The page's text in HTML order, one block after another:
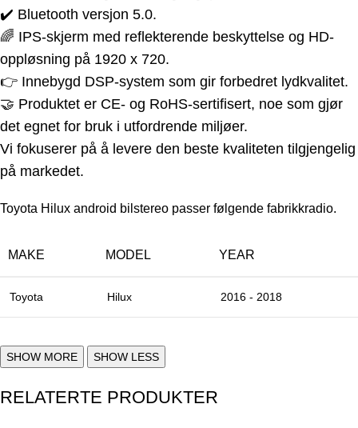
✔️ Bluetooth versjon 5.0.
🌈 IPS-skjerm med reflekterende beskyttelse og HD-
oppløsning på 1920 x 720.
👉 Innebygd DSP-system som gir forbedret lydkvalitet.
🤝 Produktet er CE- og RoHS-sertifisert, noe som gjør
det egnet for bruk i utfordrende miljøer.
Vi fokuserer på å levere den beste kvaliteten tilgjengelig
på markedet.
Toyota Hilux android bilstereo passer følgende fabrikkradio.
MAKE MODEL YEAR
Toyota Hilux 2016 - 2018
RELATERTE PRODUKTER